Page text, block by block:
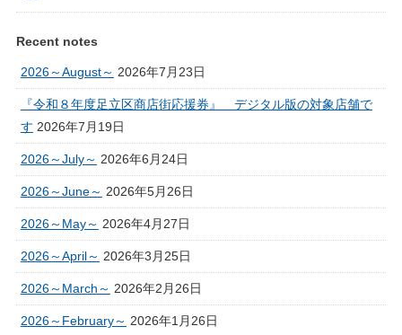
Recent notes
2026～August～ 2026年7月23日
『令和８年度足立区商店街応援券』 デジタル版の対象店舗で
す 2026年7月19日
2026～July～ 2026年6月24日
2026～June～ 2026年5月26日
2026～May～ 2026年4月27日
2026～April～ 2026年3月25日
2026～March～ 2026年2月26日
2026～February～ 2026年1月26日